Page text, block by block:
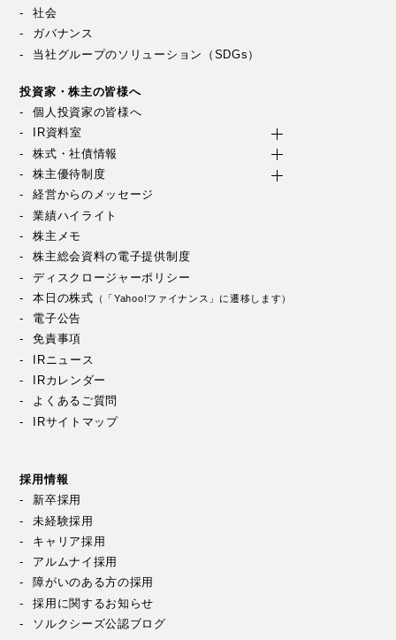
社会
ガバナンス
当社グループのソリューション（SDGs）
投資家・株主の皆様へ
個人投資家の皆様へ
IR資料室
株式・社債情報
株主優待制度
経営からのメッセージ
業績ハイライト
株主メモ
株主総会資料の電子提供制度
ディスクロージャーポリシー
本日の株式 （「Yahoo!ファイナンス」に遷移します）
電子公告
免責事項
IRニュース
IRカレンダー
よくあるご質問
IRサイトマップ
採用情報
新卒採用
未経験採用
キャリア採用
アルムナイ採用
障がいのある方の採用
採用に関するお知らせ
ソルクシーズ公認ブログ